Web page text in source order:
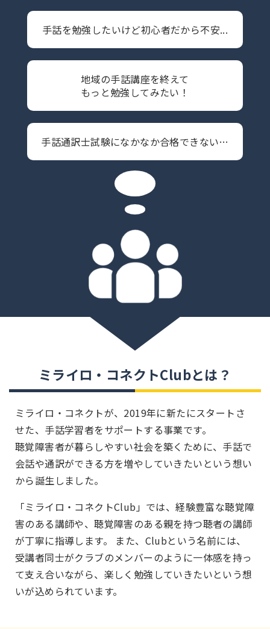
手話を勉強したいけど初心者だから不安...
地域の手話講座を終えて
もっと勉強してみたい！
手話通訳士試験になかなか合格できない…
ミライロ・コネクトClubとは？
ミライロ・コネクトが、2019年に新たにスタートさ
せた、手話学習者をサポートする事業です。
聴覚障害者が暮らしやすい社会を築くために、手話で
会話や通訳ができる方を増やしていきたいという想い
から誕生しました。
「ミライロ・コネクトClub」では、経験豊富な聴覚障
害のある講師や、聴覚障害のある親を持つ聴者の講師
が丁寧に指導します。 また、Clubという名前には、
受講者同士がクラブのメンバーのように一体感を持っ
て支え合いながら、楽しく勉強していきたいという想
いが込められています。